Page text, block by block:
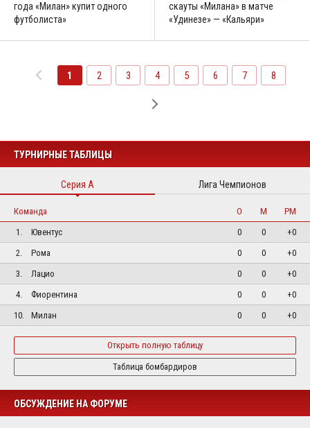
года «Милан» купит одного
футболиста»
скауты «Милана» в матче
«Удинезе» — «Кальяри»
1 2 3 4 5 6 7 8
ТУРНИРНЫЕ ТАБЛИЦЫ
Серия А Лига Чемпионов
Команда О М
РМ
1.
Ювентус 0 0
+0
2.
Рома 0 0
+0
3.
Лацио 0 0
+0
4.
Фиорентина 0 0
+0
10.
Милан 0 0 +0
Открыть полную таблицу
Таблица бомбардиров
ОБСУЖДЕНИЕ НА ФОРУМЕ